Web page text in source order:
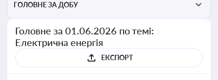
ГОЛОВНЕ ЗА ДОБУ
Головне за 01.06.2026 по темі:
Електрична енергія
ЕКСПОРТ